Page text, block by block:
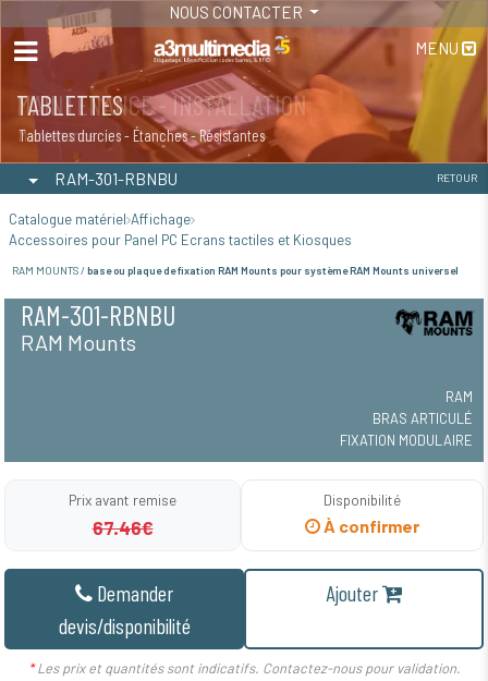
NOUS CONTACTER
MENU
MAINTENANCE - INSTALLATION
Maintenance
TABLETTES
Tablettes durcies - Étanches - Résistantes
RAM-301-RBNBU RETOUR
Catalogue matériel Affichage
Accessoires pour Panel PC Ecrans tactiles et Kiosques
RAM MOUNTS / base ou plaque de fixation RAM Mounts pour système RAM Mounts universel
RAM-301-RBNBU
RAM Mounts
RAM
BRAS ARTICULÉ
FIXATION MODULAIRE
Prix avant remise
67.46€
Disponibilité
À confirmer
Demander
devis/disponibilité
Ajouter
*Les prix et quantités sont indicatifs. Contactez-nous pour validation.